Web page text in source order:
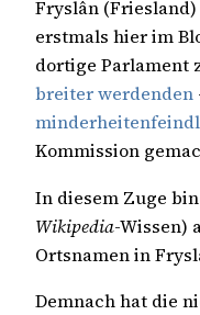
Fryslân
erstmals hier im
dortige Parlament
breiter werdenden
Kommission
In diesem Zuge
Wikipedia-Wissen)
Ortsnamen in
Demnach hat die